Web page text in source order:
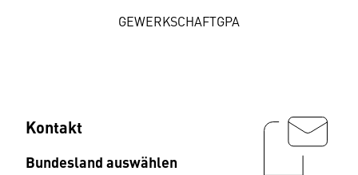
GEWERKSCHAFTGPA
Kontakt
Bundesland auswählen